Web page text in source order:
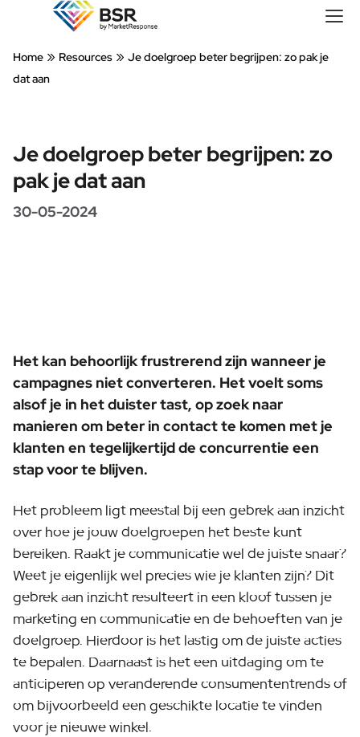
Home » Resources » Je doelgroep beter begrijpen: zo pak je
dat aan
Je doelgroep beter begrijpen: zo
pak je dat aan
30-05-2024
Het kan behoorlijk frustrerend zijn wanneer je
campagnes niet converteren. Het voelt soms
alsof je in het duister tast, op zoek naar
manieren om beter in contact te komen met je
klanten en tegelijkertijd de concurrentie een
stap voor te blijven.
Het probleem ligt meestal bij een gebrek aan inzicht
over hoe je jouw doelgroepen het beste kunt
bereiken. Raakt je communicatie wel de juiste snaar?
Weet je eigenlijk wel precies wie je klanten zijn? Dit
gebrek aan inzicht resulteert in een kloof tussen je
marketing en communicatie en de behoeften van je
doelgroep. Hierdoor is het lastig om de juiste acties
te bepalen. Daarnaast is het een uitdaging om te
anticiperen op veranderende consumententrends of
om bijvoorbeeld een geschikte locatie te vinden
voor je nieuwe winkel.